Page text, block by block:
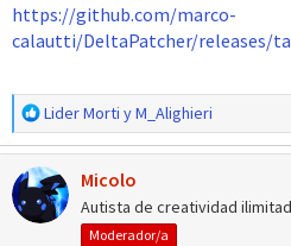
https://github.com/marco-
calautti/DeltaPatcher/releases/
R
e
a
c
c
i
Lider Morti yM_Alighieri
Micolo
Autista de creatividad
Moderador/a